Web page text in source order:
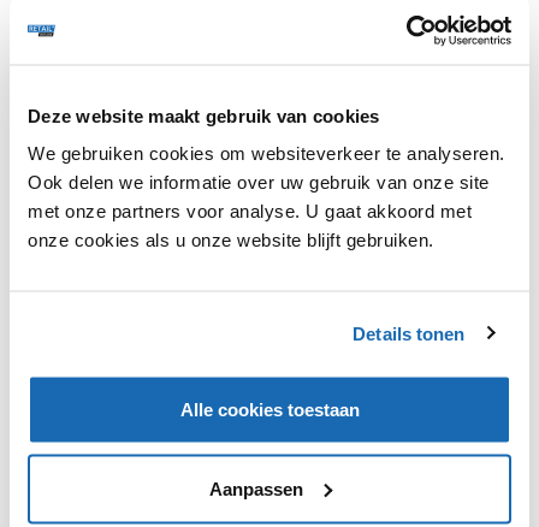
Deze website maakt gebruik van cookies
We gebruiken cookies om websiteverkeer te analyseren.
Ook delen we informatie over uw gebruik van onze site
met onze partners voor analyse. U gaat akkoord met
onze cookies als u onze website blijft gebruiken.
Details tonen
Alle cookies toestaan
Aanpassen